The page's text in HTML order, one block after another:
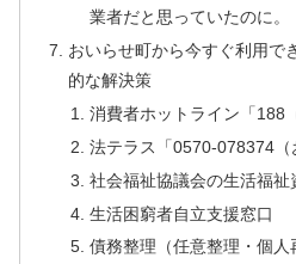
業者だと思っていたのに。
おいらせ町から今すぐ利用で
的な解決策
消費者ホットライン「188
法テラス「0570-078374（
社会福祉協議会の生活福祉
生活困窮者自立支援窓口
債務整理（任意整理・個人